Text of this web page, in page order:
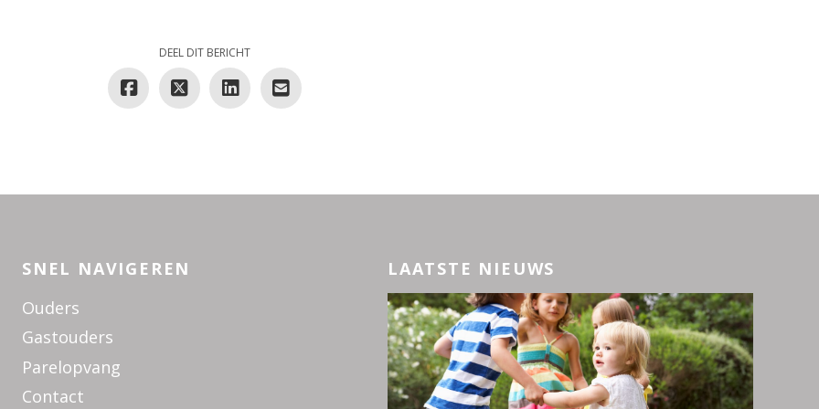
DEEL DIT BERICHT
SNEL NAVIGEREN
Ouders
Gastouders
Parelopvang
Contact
LAATSTE NIEUWS